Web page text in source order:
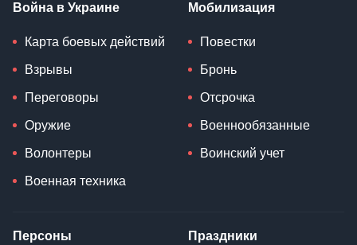
Война в Украине
Карта боевых действий
Взрывы
Переговоры
Оружие
Волонтеры
Военная техника
Мобилизация
Повестки
Бронь
Отсрочка
Военнообязанные
Воинский учет
Персоны Праздники